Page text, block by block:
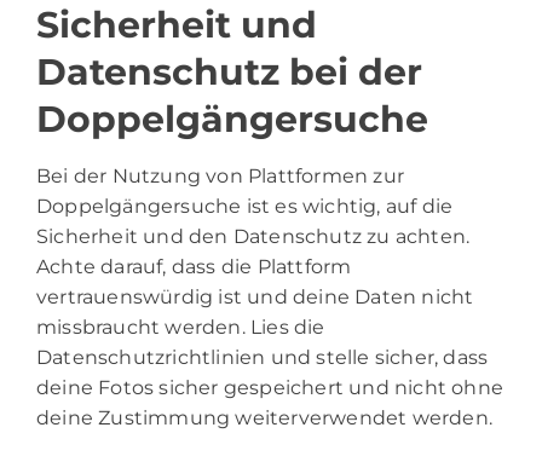
Sicherheit und
Datenschutz bei der
Doppelgängersuche
Bei der Nutzung von Plattformen zur
Doppelgängersuche ist es wichtig, auf die
Sicherheit und den Datenschutz zu achten.
Achte darauf, dass die Plattform
vertrauenswürdig ist und deine Daten nicht
missbraucht werden. Lies die
Datenschutzrichtlinien und stelle sicher, dass
deine Fotos sicher gespeichert und nicht ohne
deine Zustimmung weiterverwendet werden.